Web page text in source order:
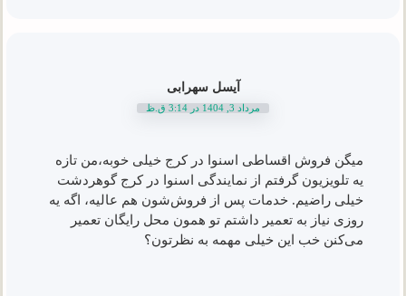
آیسل سهرابی
مرداد 3, 1404 در 3:14 ق.ظ
میگن فروش اقساطی اسنوا در کرج خیلی خوبه،من تازه
یه تلویزیون گرفتم از نمایندگی اسنوا در کرج گوهردشت
خیلی راضیم. خدمات پس از فروش‌شون هم عالیه، اگه یه
روزی نیاز به تعمیر داشتم تو همون محل رایگان تعمیر
می‌کنن خب این خیلی مهمه به نظرتون؟